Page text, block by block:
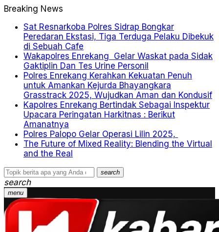
Breaking News
Sat Resnarkoba Polres Sidrap Bongkar
Peredaran Ekstasi, Tiga Terduga Pelaku Dibekuk
di Sebuah Cafe
Wakapolres Enrekang Gelar Waskat pada Sidak
Gaktiplin Dan Tes Urine Personil
Polres Enrekang Kerahkan Kekuatan Penuh
untuk Amankan Kejurda Bhayangkara
Grasstrack 2025, Wujudkan Aman dan Kondusif
Kapolres Enrekang Bertindak Sebagai Inspektur
Upacara Peringatan Harkitnas : Berikut
Amanatnya
Polres Palopo Gelar Operasi Lilin 2025,
The Future of Mixed Reality: Blending the Virtual
and the Real
search
search
menu